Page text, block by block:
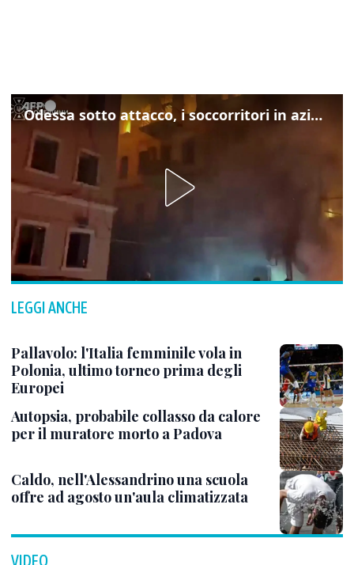
Odessa sotto attacco, i soccorritori in azione
LEGGI ANCHE
Pallavolo: l'Italia femminile vola in
Polonia, ultimo torneo prima degli
Europei
Autopsia, probabile collasso da calore
per il muratore morto a Padova
Caldo, nell'Alessandrino una scuola
offre ad agosto un'aula climatizzata
VIDEO